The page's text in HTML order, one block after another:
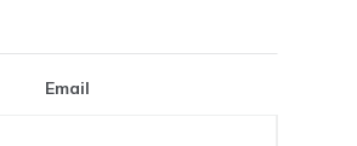
Email